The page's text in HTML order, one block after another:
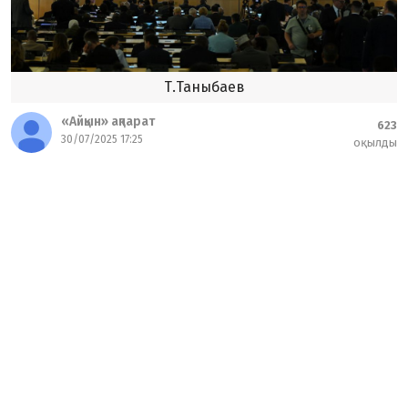
Т.Таныбаев
«Айқын» ақпарат
30/07/2025 17:25
623
оқылды